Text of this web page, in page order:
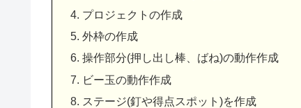
プロジェクトの作成
外枠の作成
操作部分(押し出し棒、ばね)の動作作成
ビー玉の動作作成
ステージ(釘や得点スポット)を作成